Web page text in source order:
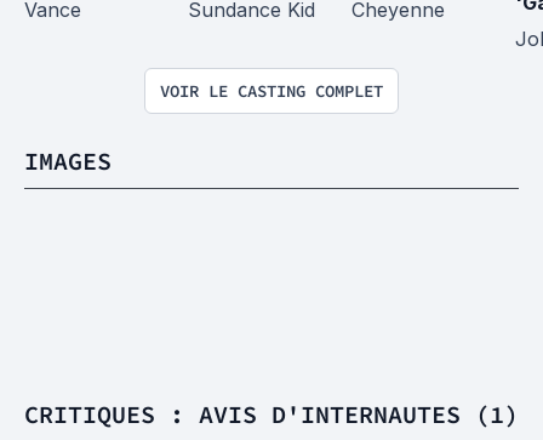
Vance
Sundance Kid
Cheyenne
VOIR LE CASTING COMPLET
IMAGES
CRITIQUES : AVIS D'INTERNAUTES (1)